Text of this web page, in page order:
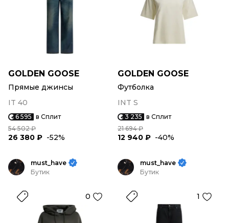
GOLDEN GOOSE
Прямые джинсы
IT 40
6 595 в Сплит
54 502 ₽
26 380 ₽ -52%
GOLDEN GOOSE
Футболка
INT S
3 235 в Сплит
21 694 ₽
12 940 ₽ -40%
must_have
Бутик
0
must_have
Бутик
1